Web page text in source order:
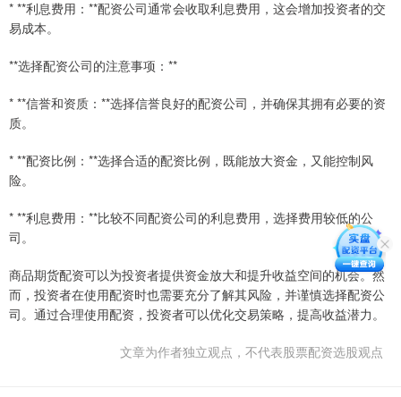
* **利息费用：**配资公司通常会收取利息费用，这会增加投资者的交
易成本。
**选择配资公司的注意事项：**
* **信誉和资质：**选择信誉良好的配资公司，并确保其拥有必要的资
质。
* **配资比例：**选择合适的配资比例，既能放大资金，又能控制风
险。
* **利息费用：**比较不同配资公司的利息费用，选择费用较低的公
司。
商品期货配资可以为投资者提供资金放大和提升收益空间的机会。然
而，投资者在使用配资时也需要充分了解其风险，并谨慎选择配资公
司。通过合理使用配资，投资者可以优化交易策略，提高收益潜力。
文章为作者独立观点，不代表股票配资选股观点